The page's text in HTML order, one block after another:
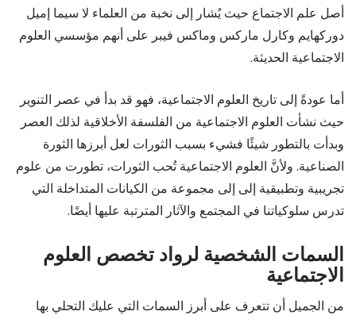
أصل علم الاجتماع حيث يُشار إلى نخبة من العلماء لا سيما إميل
دوركهايم وكارل ماركس وماكس فيبر على أنهم مؤسسي العلوم
الاجتماعية الحديثة.
أما عودةً إلى تاريخ العلوم الاجتماعية، فهو قد بدأ في عصر التنوير
حيث نشأت العلوم الاجتماعية من الفلسفة الأخلاقية لذلك العصر
وبدأت بالتطور شيئًا فشيء بسبب الثورات لعل أبرزها الثورة
الصناعية. ولأنَّ العلوم الاجتماعية تُحب الثورات، تطورت من علوم
تجريبية وتطبيقية إلى إلى مجموعة من الكيانات المتداخلة التي
تدرس سلوكياتنا في المجتمع والآثار المترتبة عليها أيضًا.
السمات الشخصية لرواد تخصص العلوم
الاجتماعية
من الجميل أن تتعرف على أبرز السمات التي عليك التحلي بها